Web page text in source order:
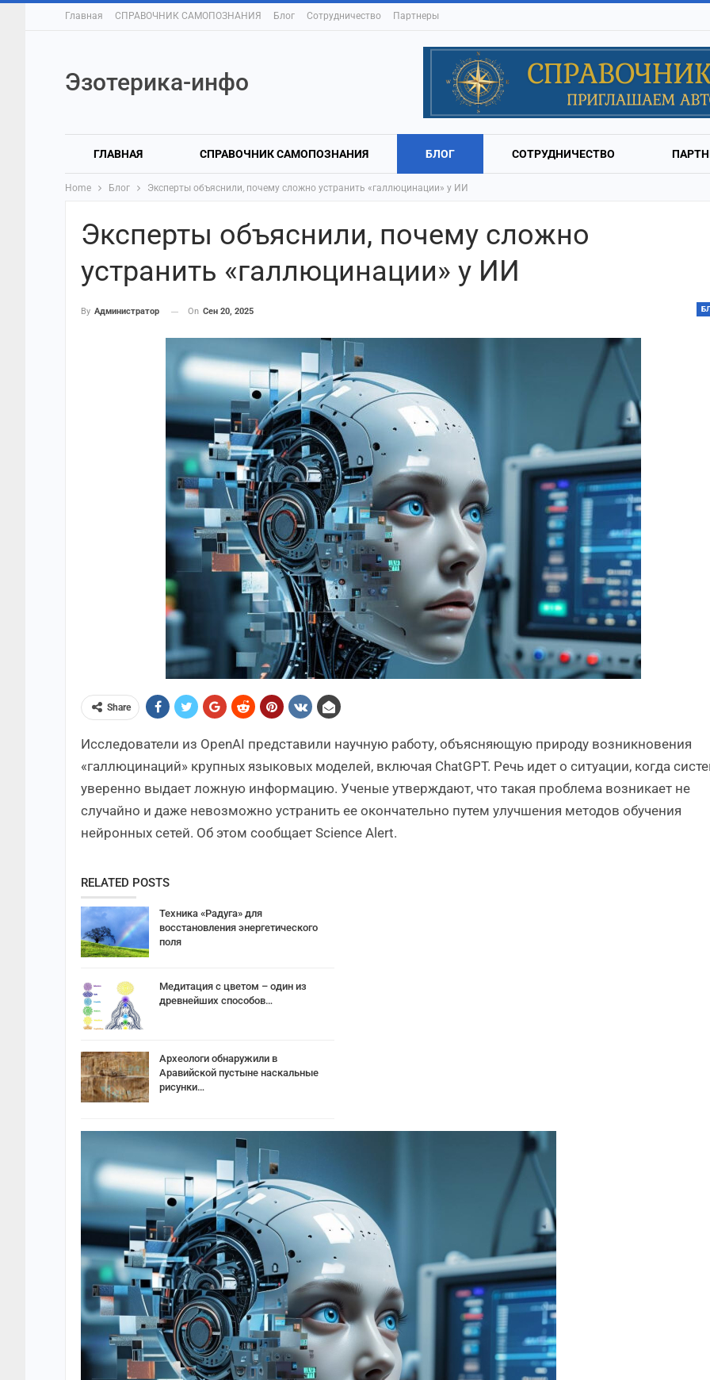
Главная СПРАВОЧНИК САМОПОЗНАНИЯ Блог Сотрудничество Партнеры
Эзотерика-инфо
ГЛАВНАЯ СПРАВОЧНИК САМОПОЗНАНИЯ БЛОГ СОТРУДНИЧЕСТВО
Home Блог Эксперты объяснили, почему сложно устранить «галлюцинации» у ИИ
Эксперты объяснили, почему сложно
устранить «галлюцинации» у ИИ
By Администратор On Сен 20, 2025
Share
Исследователи из OpenAI представили научную работу, объясняющую природу возникновения
«галлюцинаций» крупных языковых моделей, включая ChatGPT. Речь идет о ситуации, когда
уверенно выдает ложную информацию. Ученые утверждают, что такая проблема возникает не
случайно и даже невозможно устранить ее окончательно путем улучшения методов обучения
нейронных сетей. Об этом сообщает Science Alert.
RELATED POSTS
Техника «Радуга» для
восстановления энергетического
поля
Медитация с цветом – один из
древнейших способов…
Археологи обнаружили в
Аравийской пустыне наскальные
рисунки…